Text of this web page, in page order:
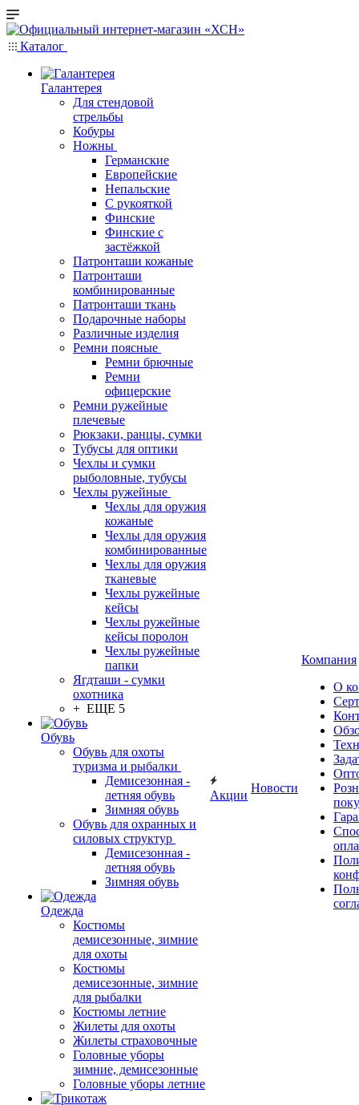
Каталог
Галантерея
Для стендовой
стрельбы
Кобуры
Ножны
Германские
Европейские
Непальские
С рукояткой
Финские
Финские с
застёжкой
Патронташи кожаные
Патронташи
комбинированные
Патронташи ткань
Подарочные наборы
Различные изделия
Ремни поясные
Ремни брючные
Ремни
офицерские
Ремни ружейные
плечевые
Рюкзаки, ранцы, сумки
Тубусы для оптики
Чехлы и сумки
рыболовные, тубусы
Чехлы ружейные
Чехлы для оружия
кожаные
Чехлы для оружия
комбинированные
Чехлы для оружия
тканевые
Чехлы ружейные
кейсы
Чехлы ружейные
кейсы поролон
Чехлы ружейные
папки
Ягдташи - сумки
охотника
+ ЕЩЕ 5
Обувь
Обувь для охоты
туризма и рыбалки
Демисезонная -
летняя обувь
Зимняя обувь
Обувь для охранных и
силовых структур
Демисезонная -
летняя обувь
Зимняя обувь
Одежда
Костюмы
демисезонные, зимние
для охоты
Костюмы
демисезонные, зимние
для рыбалки
Костюмы летние
Жилеты для охоты
Жилеты страховочные
Головные уборы
зимние, демисезонные
Головные уборы летние
Акции
Новости
Компания
О